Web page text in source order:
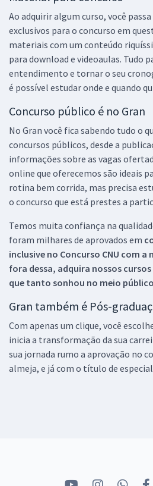
Ao adquirir algum curso, você
exclusivos para o concurso em
materiais com um conteúdo
para download e videoaulas. Tudo
entendimento e tornar o seu
é possível estudar onde e quando
Concurso público é no Gran
No Gran você fica sabendo tudo o
concursos públicos, desde a
informações sobre as vagas
online que oferecemos são ideais
rotina bem corrida, mas precisa
o concurso que está prestes a
Temos muita confiança na
foram milhares de aprovados em
inclusive no Concurso CNU com a
fora dessa, adquira nossos
que tanto sonhou no meio
Gran também é Pós-
Com apenas um clique, você
inicia a transformação da sua
sua jornada rumo a aprovação no
almeja, e já com o título de